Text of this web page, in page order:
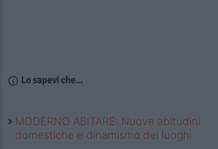
Lo sapevi che...
MODERNO ABITARE: Nuove abitudini
domestiche e dinamismo dei luoghi